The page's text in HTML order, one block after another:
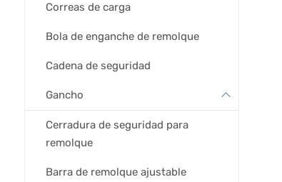
Correas de carga
Bola de enganche de remolque
Cadena de seguridad
Gancho
Cerradura de seguridad para
remolque
Barra de remolque ajustable